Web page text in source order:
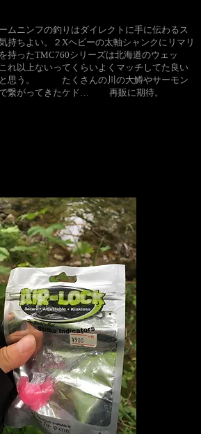
ムニンフの釣りはダイレクトに手に伝わるス
持ちよい。２Xヘビーの太軸シャンクにリマリ
持ったTMC760シリーズは北海道のウェッ
れ以上ないってくらいよくマッチしてた良い
と思う。 たくさんの川の大鱒やサーモン
で繋がってきたケド… 再販に期待。